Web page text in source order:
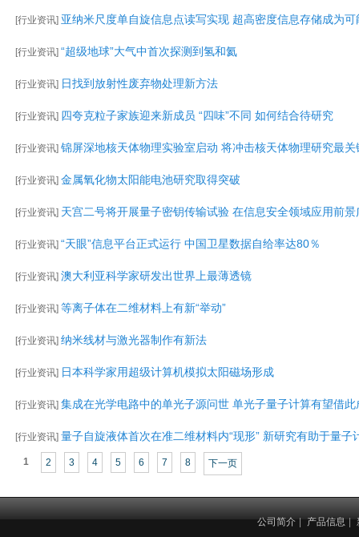
[行业资讯] 亚纳米尺度单自旋信息点读写实现 超高密度信息存储成为可
[行业资讯] “超级地球”大气中首次探测到氢和氦
[行业资讯] 日找到放射性废弃物处理新方法
[行业资讯] 四夸克粒子家族迎来新成员 “四味”不同 如何结合待研究
[行业资讯] 锦屏深地核天体物理实验室启动 将冲击核天体物理研究最关
[行业资讯] 金属氧化物太阳能电池研究取得突破
[行业资讯] 天宫二号将开展量子密钥传输试验 在信息安全领域应用前景
[行业资讯] “天眼”信息平台正式运行 中国卫星数据自给率达80％
[行业资讯] 澳大利亚科学家研发出世界上最薄透镜
[行业资讯] 等离子体在二维材料上有新“举动”
[行业资讯] 纳米线材与激光器制作有新法
[行业资讯] 日本科学家用超级计算机模拟太阳磁场形成
[行业资讯] 集成在光学电路中的单光子源问世 单光子量子计算有望借此
[行业资讯] 量子自旋液体首次在准二维材料内“现形” 新研究有助于量子
1 2 3 4 5 6 7 8 下一页
公司简介 产品信息